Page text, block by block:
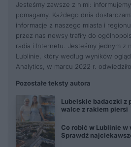
Jesteśmy zawsze z nimi:
pomagamy. Każdego dnia
informacje z naszego miasta i
przez nas newsy trafiły do
radia i Internetu. Jesteśmy jednym z
Lublinie, który według wyników
Analytics, w marcu 2022 r.
Pozostałe teksty autora
Lubelskie badaczki z
walce z rakiem piersi
Co robić w Lublinie w
Sprawdź